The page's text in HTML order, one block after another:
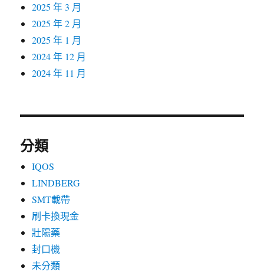
2025 年 3 月
2025 年 2 月
2025 年 1 月
2024 年 12 月
2024 年 11 月
分類
IQOS
LINDBERG
SMT載帶
刷卡換現金
壯陽藥
封口機
未分類